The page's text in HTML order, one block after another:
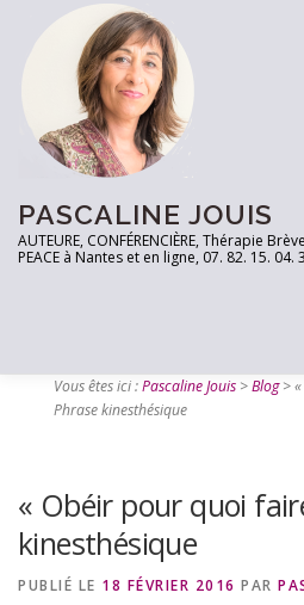
PASCALINE JOUIS
AUTEURE, CONFÉRENCIÈRE, Thérapie
PEACE à Nantes et en ligne, 07. 82. 15. 04.
PRENEZ RDV TESTEZ VOUS!
ARTICLES CONTACT
Vous êtes ici :Pascaline Jouis>Blog>
Phrase kinesthésique
« Obéir pour quoi
kinesthésique
PUBLIÉ LE 18 FÉVRIER 2016 PAR